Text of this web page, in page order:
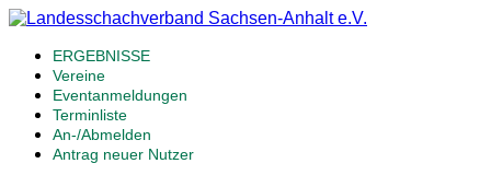
ERGEBNISSE
Vereine
Eventanmeldungen
Terminliste
An-/Abmelden
Antrag neuer Nutzer